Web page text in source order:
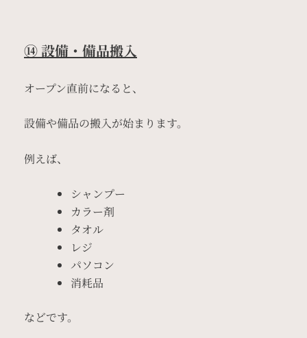
⑭ 設備・備品搬入
オープン直前になると、
設備や備品の搬入が始まります。
例えば、
シャンプー
カラー剤
タオル
レジ
パソコン
消耗品
などです。